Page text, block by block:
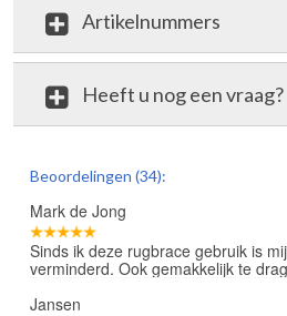
Artikelnummers
Heeft u nog een vraag?
Beoordelingen (34):
Mark de Jong
Sinds ik deze rugbrace gebruik is
verminderd. Ook gemakkelijk te
Jansen